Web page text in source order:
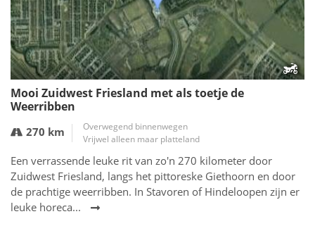
Mooi Zuidwest Friesland met als toetje de
Weerribben
270 km
Overwegend binnenwegen
Vrijwel alleen maar platteland
Een verrassende leuke rit van zo'n 270 kilometer door
Zuidwest Friesland, langs het pittoreske Giethoorn en door
de prachtige weerribben. In Stavoren of Hindeloopen zijn er
leuke horeca...